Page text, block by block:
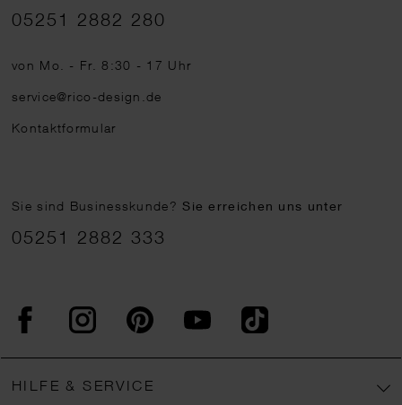
Telefonnummer
05251 2882 280
von Mo. - Fr. 8:30 - 17 Uhr
service@rico-design.de
Kontaktformular
Sie sind Businesskunde?Sie erreichen uns unter
05251 2882 333
FacebookInstagram PinterestYouTubeTikTok
HILFE & SERVICE